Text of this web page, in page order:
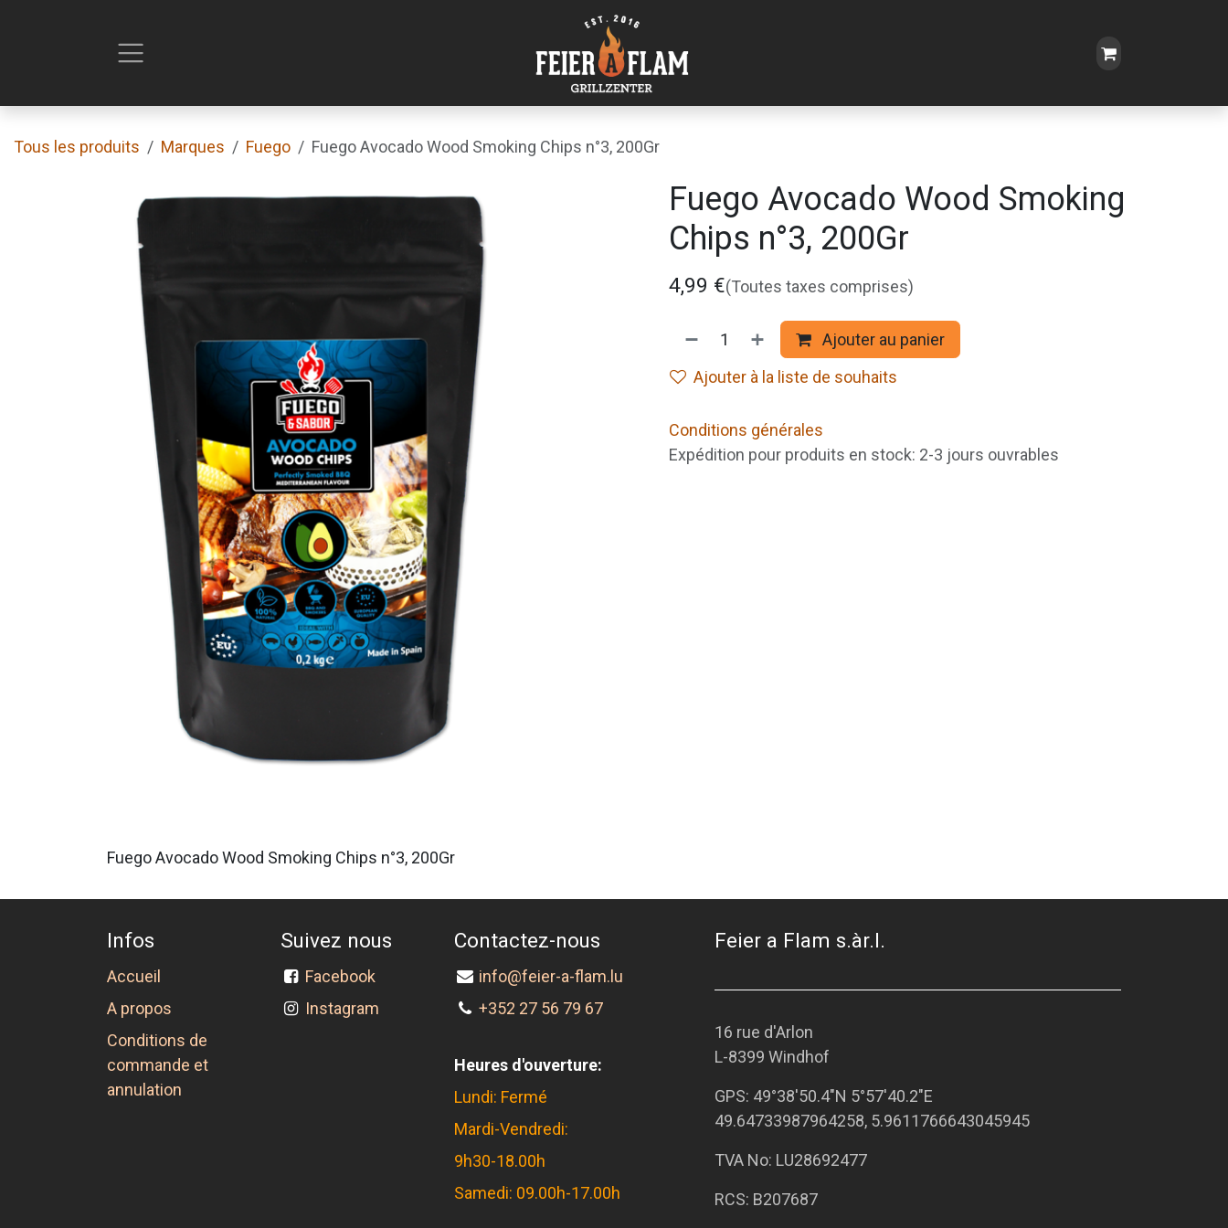
Tous les produits Marques Fuego Fuego Avocado Wood Smoking Chips n°3, 200Gr
Fuego Avocado Wood Smoking
Chips n°3, 200Gr
4,99 €(Toutes taxes comprises)
Ajouter au panier
Ajouter à la liste de souhaits
Conditions générales
Expédition pour produits en stock: 2-3 jours ouvrables
Fuego Avocado Wood Smoking Chips n°3, 200Gr
Infos
Accueil
A propos
Conditions de
commande et
annulation
Suivez nous
Facebook
Instagram
Contactez-nous
info@feier-a-flam.lu
+352 27 56 79 67
Heures d'ouverture:
Lundi: Fermé
Mardi-Vendredi:
9h30-18.00h
Samedi: 09.00h-17.00h
Feier a Flam s.àr.l.
16 rue d'Arlon
L-8399 Windhof
GPS: 49°38'50.4"N 5°57'40.2"E
49.64733987964258, 5.9611766643045945
TVA No: LU28692477
RCS: B207687